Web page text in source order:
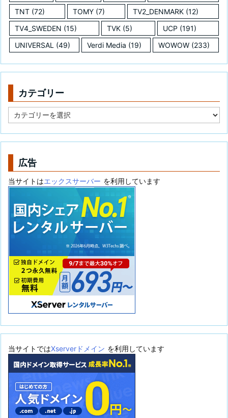
TNT (72) TOMY (7) TV2_DENMARK (12)
TV4_SWEDEN (15) TVK (5) UCP (191)
UNIVERSAL (49) Verdi Media (19) WOWOW (233)
カテゴリー
テ
リ
広告
当サイトはエックスサーバー を利用しています
当サイトではXserverドメイン を利用しています